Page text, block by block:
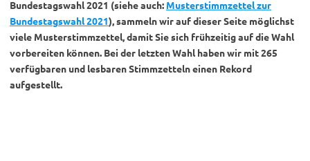
Bundestagswahl 2021 (siehe auch: Musterstimmzettel zur
Bundestagswahl 2021), sammeln wir auf dieser Seite möglichst
viele Musterstimmzettel, damit Sie sich frühzeitig auf die Wahl
vorbereiten können. Bei der letzten Wahl haben wir mit 265
verfügbaren und lesbaren Stimmzetteln einen Rekord
aufgestellt.